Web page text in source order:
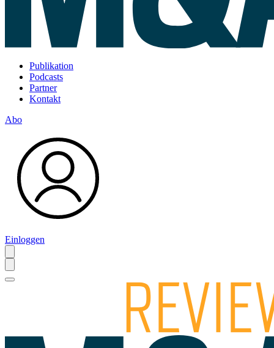
Publikation
Podcasts
Partner
Kontakt
Abo
Einloggen